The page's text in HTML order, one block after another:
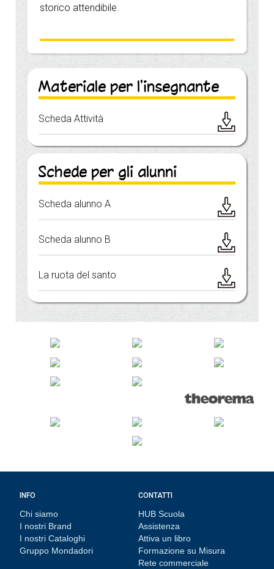
storico attendibile.
Materiale per l'insegnante
Scheda Attività
Schede per gli alunni
Scheda alunno A
Scheda alunno B
La ruota del santo
INFO
Chi siamo
I nostri Brand
I nostri Cataloghi
Gruppo Mondadori
CONTATTI
HUB Scuola
Assistenza
Attiva un libro
Formazione su Misura
Rete commerciale